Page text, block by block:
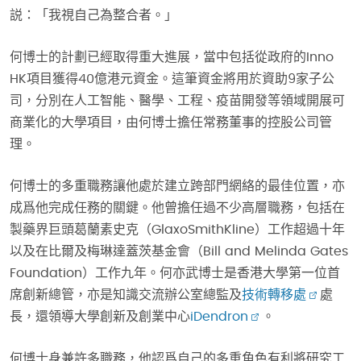
説：「我視自己為整合者。」
何博士的計劃已經取得重大進展，當中包括從政府的Inno
HK項目獲得40億港元資金。這筆資金將用於資助9家子公
司，分別在人工智能、醫學、工程、疫苗開發等領域開展可
商業化的大學項目，由何博士擔任常務董事的控股公司管
理。
何博士的多重職務讓他處於建立跨部門網絡的最佳位置，亦
成爲他完成任務的關鍵。他曾擔任過不少高層職務，包括在
製藥界巨頭葛蘭素史克（GlaxoSmithKline）工作超過十年
以及在比爾及梅琳達蓋茨基金會（Bill and Melinda Gates
Foundation）工作九年。何亦武博士是香港大學第一位首
席創新總管，亦是知識交流辦公室總監及技術轉移處
處
長，還領導大學創新及創業中心iDendron 。